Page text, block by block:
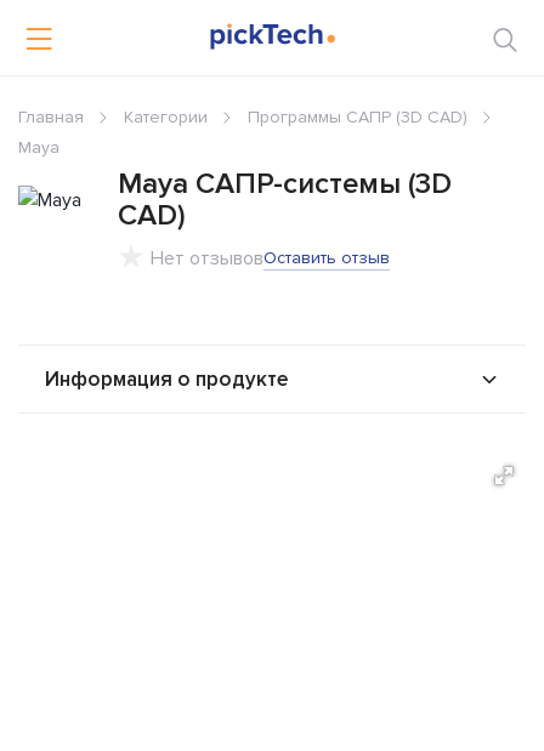
Главная Категории
Программы САПР (3D CAD)
Maya
Maya САПР-системы (3D
CAD)
Нет отзывовОставить отзыв
Информация о продукте